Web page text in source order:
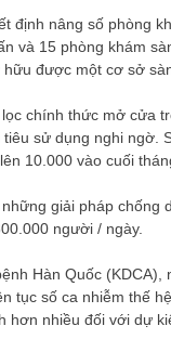
định nâng số phòng
và 15 phòng khám
được một cơ sở
chính thức mở cửa
sử dụng nghi
10.000 vào cuối
giải pháp
người / ngày.
Hàn Quốc
tục số ca nhiễm thế
hơn nhiều đối với dự